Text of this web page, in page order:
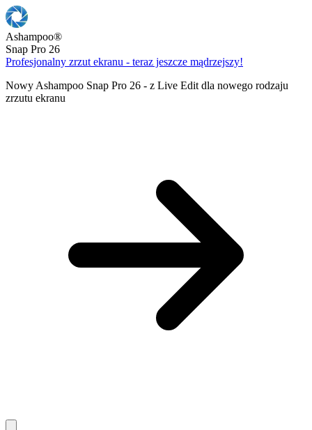
Ashampoo®
Snap Pro 26
Profesjonalny zrzut ekranu - teraz jeszcze mądrzejszy!
Nowy Ashampoo Snap Pro 26 - z Live Edit dla nowego rodzaju
zrzutu ekranu